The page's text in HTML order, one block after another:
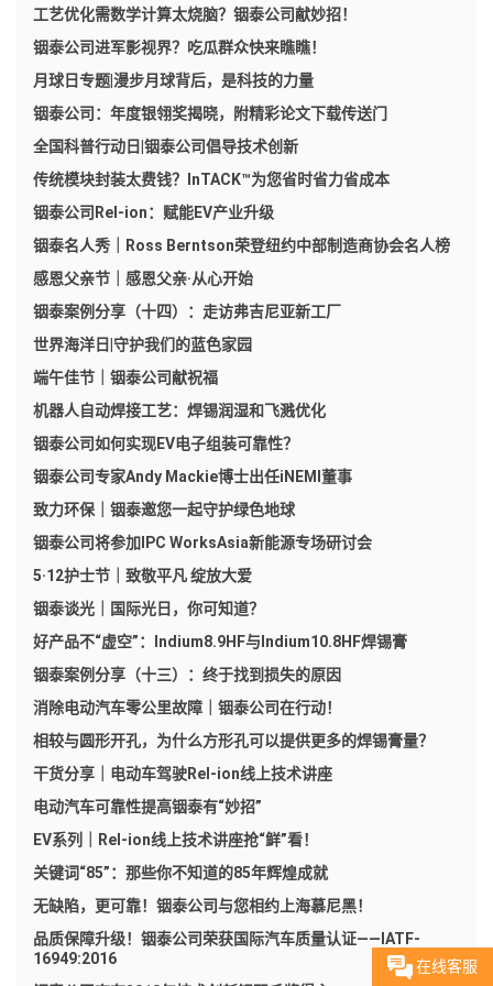
在线客服
工艺优化需数学计算太烧脑？铟泰公司献妙招！
铟泰公司进军影视界？吃瓜群众快来瞧瞧！
月球日专题|漫步月球背后，是科技的力量
铟泰公司：年度银翎奖揭晓，附精彩论文下载传送门
全国科普行动日|铟泰公司倡导技术创新
传统模块封装太费钱？InTACK™为您省时省力省成本
铟泰公司Rel-ion：赋能EV产业升级
铟泰名人秀｜Ross Berntson荣登纽约中部制造商协会名人榜
感恩父亲节｜感恩父亲·从心开始
铟泰案例分享（十四）：走访弗吉尼亚新工厂​
世界海洋日|守护我们的蓝色家园
端午佳节｜铟泰公司献祝福
机器人自动焊接工艺：焊锡润湿和飞溅优化
铟泰公司如何实现EV电子组装可靠性？
铟泰公司专家Andy Mackie博士出任iNEMI董事
致力环保｜铟泰邀您一起守护绿色地球
铟泰公司将参加IPC WorksAsia新能源专场研讨会
5·12护士节｜致敬平凡 绽放大爱
铟泰谈光｜国际光日，你可知道？
好产品不“虚空”：Indium8.9HF与Indium10.8HF焊锡膏
铟泰案例分享（十三）：终于找到损失的原因
消除电动汽车零公里故障｜铟泰公司在行动！
相较与圆形开孔，为什么方形孔可以提供更多的焊锡膏量？
干货分享｜电动车驾驶Rel-ion线上技术讲座
电动汽车可靠性提高铟泰有“妙招”
EV系列｜Rel-ion线上技术讲座抢“鲜”看！
关键词“85”：那些你不知道的85年辉煌成就
无缺陷，更可靠！铟泰公司与您相约上海慕尼黑！
品质保障升级！铟泰公司荣获国际汽车质量认证——IATF-
16949:2016